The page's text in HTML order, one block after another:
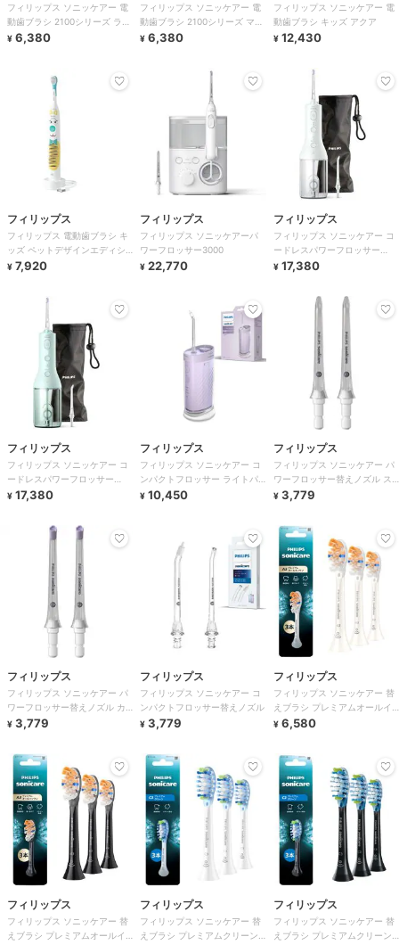
フィリップス ソニッケアー 電
動歯ブラシ 2100シリーズ ライ
トピンク
¥ 6,380
フィリップス ソニッケアー 電
動歯ブラシ 2100シリーズ マリ
ンブルー
¥ 6,380
フィリップス ソニッケアー 電
動歯ブラシ キッズ アクア
¥ 12,430
フィリップス
フィリップス 電動歯ブラシ キ
ッズ ペットデザインエディシ
ョン
¥ 7,920
フィリップス
フィリップス ソニッケアーパ
ワーフロッサー3000
¥ 22,770
フィリップス
フィリップス ソニッケアー コ
ードレスパワーフロッサー
3000 ホワイト
¥ 17,380
フィリップス
フィリップス ソニッケアー コ
ードレスパワーフロッサー
3000 ミント
¥ 17,380
フィリップス
フィリップス ソニッケアー コ
ンパクトフロッサー ライトパ
ープル
¥ 10,450
フィリップス
フィリップス ソニッケアー パ
ワーフロッサー替えノズル ス
タンダード
¥ 3,779
フィリップス
フィリップス ソニッケアー パ
ワーフロッサー替えノズル カ
ドストリーム
¥ 3,779
フィリップス
フィリップス ソニッケアー コ
ンパクトフロッサー替えノズル
¥ 3,779
フィリップス
フィリップス ソニッケアー 替
えブラシ プレミアムオールイ
ンワン 3本組 ホワイト
¥ 6,580
フィリップス
フィリップス ソニッケアー 替
えブラシ プレミアムオールイ
フィリップス
フィリップス ソニッケアー 替
えブラシ プレミアムクリーン
フィリップス
フィリップス ソニッケアー 替
えブラシ プレミアムクリーン